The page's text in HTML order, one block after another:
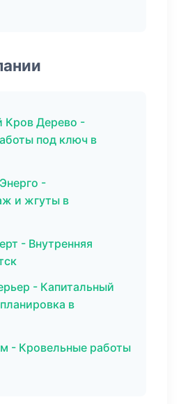
Кров Дерево -
под ключ в
-
и жгуты в
- Внутренняя
- Капитальный
в
- Кровельные работы